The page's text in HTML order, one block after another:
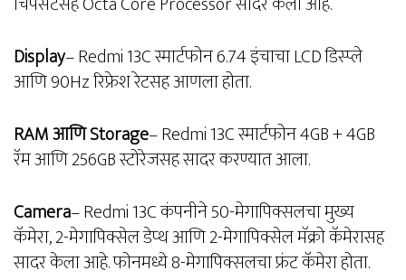
Display– Redmi 13C स्मार्टफोन 6.74 इंचाचा LCD डिस्प्ले
आणि 90Hz रिफ्रेश रेटसह आणला होता.
RAM आणि Storage– Redmi 13C स्मार्टफोन 4GB + 4GB
रॅम आणि 256GB स्टोरेजसह सादर करण्यात आला.
Camera– Redmi 13C कंपनीने 50-मेगापिक्सलचा मुख्य
कॅमेरा, 2-मेगापिक्सेल डेप्थ आणि 2-मेगापिक्सेल मॅक्रो कॅमेरासह
सादर केला आहे. फोनमध्ये 8-मेगापिक्सलचा फ्रंट कॅमेरा होता.